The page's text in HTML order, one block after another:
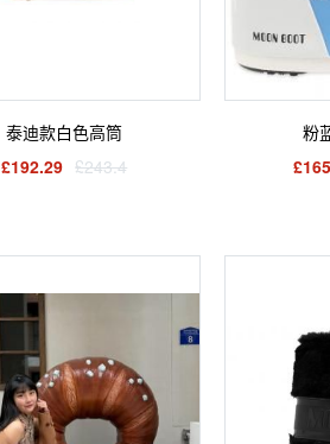
泰迪款白色高筒
£192.29 £243.4
粉